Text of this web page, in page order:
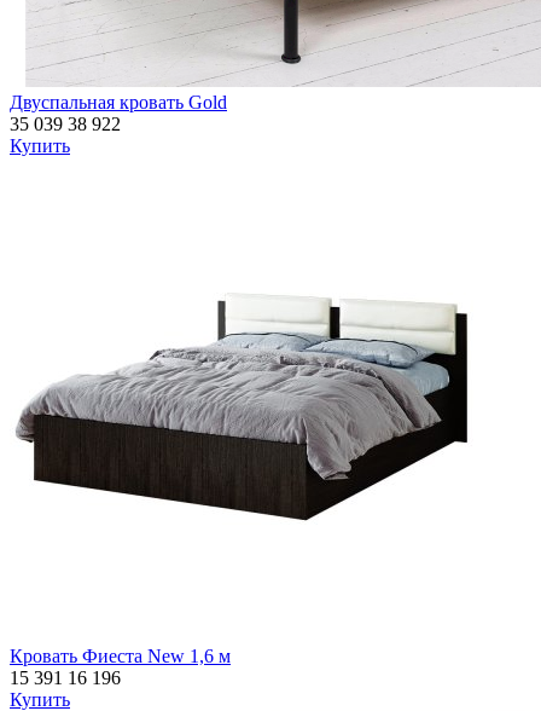
Двуспальная кровать Gold
35 039 38 922
Купить
Кровать Фиеста New 1,6 м
15 391 16 196
Купить